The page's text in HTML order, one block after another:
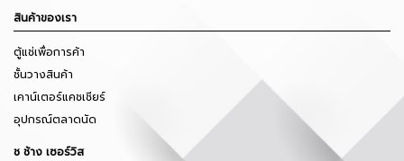
สินค้าของเรา
ตู้แช่เพื่อการค้า
ชั้นวางสินค้า
เคาน์เตอร์แคชเชียร์
อุปกรณ์ตลาดนัด
ช ช้าง เซอร์วิส